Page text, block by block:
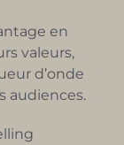
en
valeurs,
d’onde
audiences.